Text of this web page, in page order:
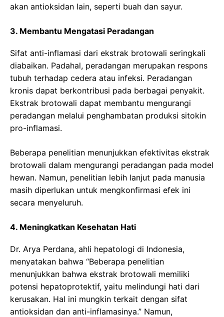
akan antioksidan lain, seperti buah dan sayur.
3. Membantu Mengatasi Peradangan
Sifat anti-inflamasi dari ekstrak brotowali seringkali
diabaikan. Padahal, peradangan merupakan respons
tubuh terhadap cedera atau infeksi. Peradangan
kronis dapat berkontribusi pada berbagai penyakit.
Ekstrak brotowali dapat membantu mengurangi
peradangan melalui penghambatan produksi sitokin
pro-inflamasi.
Beberapa penelitian menunjukkan efektivitas ekstrak
brotowali dalam mengurangi peradangan pada model
hewan. Namun, penelitian lebih lanjut pada manusia
masih diperlukan untuk mengkonfirmasi efek ini
secara menyeluruh.
4. Meningkatkan Kesehatan Hati
Dr. Arya Perdana, ahli hepatologi di Indonesia,
menyatakan bahwa “Beberapa penelitian
menunjukkan bahwa ekstrak brotowali memiliki
potensi hepatoprotektif, yaitu melindungi hati dari
kerusakan. Hal ini mungkin terkait dengan sifat
antioksidan dan anti-inflamasinya.” Namun,